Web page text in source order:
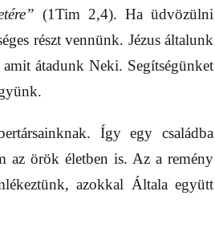
(1Tim 2,4). Ha üdvözülni
részt vennünk. Jézus általunk
átadunk Neki. Segítségünket
Így egy családba
az örök életben is. Az a remény
azokkal Általa együtt